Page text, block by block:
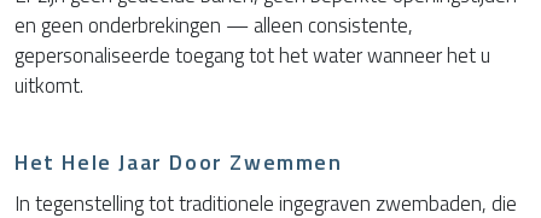
en geen onderbrekingen — alleen consistente,
gepersonaliseerde toegang tot het water wanneer het u
uitkomt.
Het Hele Jaar Door Zwemmen
In tegenstelling tot traditionele ingegraven zwembaden, die